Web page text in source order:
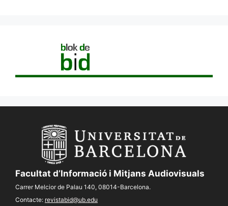
Facultat d’Informació i Mitjans Audiovisuals
Carrer Melcior de Palau 140, 08014-Barcelona.
Contacte: revistabid@ub.edu